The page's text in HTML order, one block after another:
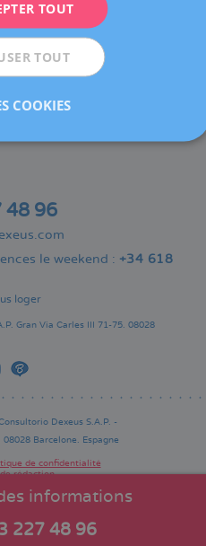
prénatal
informations
227 48 96
48 96
le weekend : +34 618
loger
Gran Via Carles III 71-75. 08028
Dexeus S.A.P. -
Barcelone. Espagne
de confidentialité
rédaction
TOUT
TOUT
COOKIES